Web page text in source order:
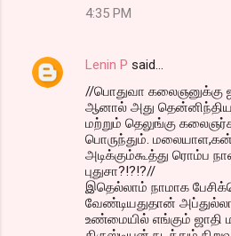
4:35 PM
Lenin P said…
//பொதுவா கலைஞனுக்கு
ஆனால் அது தென்னிந்திய
மற்றும் தெலுங்கு
பொருந்தும்.
அடிக்கும்கூத்து ரொம்ப
புதுசா?!?!?//
இதெல்லாம் நாமாக
வேண்டியதுதான்
உண்மையில் எங்கும் ஜாதி